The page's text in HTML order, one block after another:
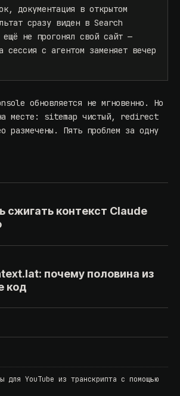
документация в открытом
сразу виден в Search
не прогонял свой сайт —
сессия с агентом заменяет вечер
обновляется не мгновенно. Но
месте: sitemap чистый, redirect
размечены. Пять проблем за одну
сжигать контекст Claude
почему половина из
код
для YouTube из транскрипта с помощью